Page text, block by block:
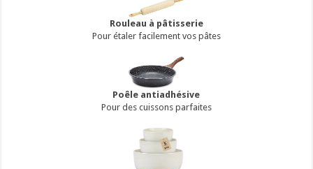
Rouleau à pâtisserie
Pour étaler facilement vos pâtes
Poêle antiadhésive
Pour des cuissons parfaites